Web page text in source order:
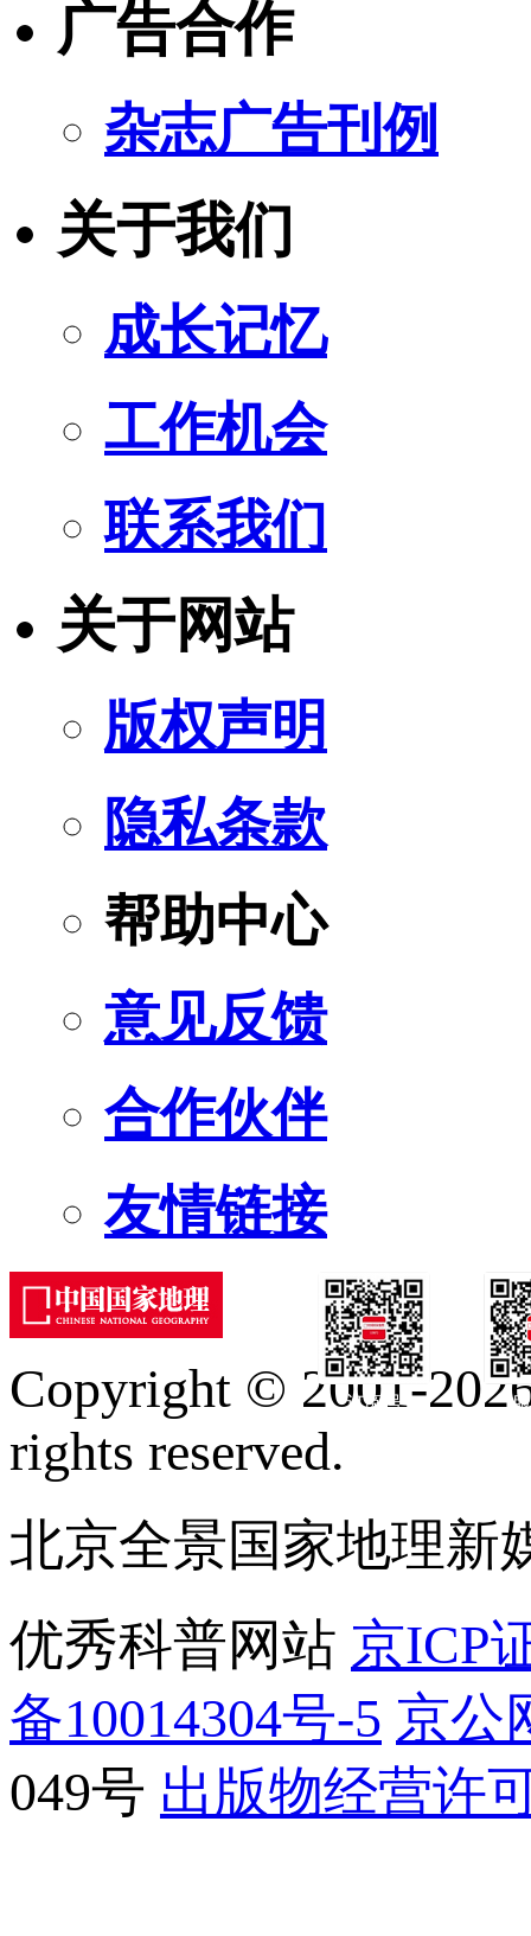
广告合作
杂志广告刊例
关于我们
成长记忆
工作机会
联系我们
关于网站
版权声明
隐私条款
帮助中心
意见反馈
合作伙伴
友情链接
订阅号
Copyright © 2001-
rights reserved.
北京全景国家地理新
优秀科普网站 京ICP
备10014304号-5 京公
049号 出版物经营许